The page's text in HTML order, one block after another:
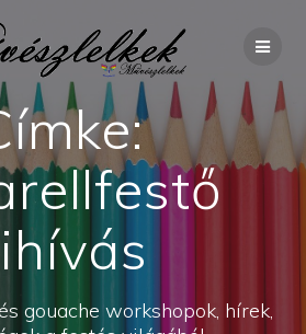
content
gouache workshopok, hírek,